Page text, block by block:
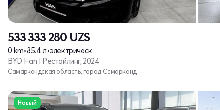
533 333 280 UZS
0 km•85.4 л•электрическ
BYD Han I Рестайлинг, 2024
Самаркандская область, город Самарканд
Новый